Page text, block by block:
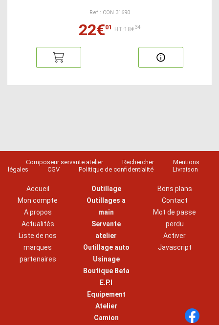
Ref : CON 31690
22€01 HT:18€34
Composeur servante atelier Rechercher
Mentions
légales
CGV Politique de confidentialité Livraison
Accueil
Mon compte
A propos
Actualités
Liste de nos
marques
partenaires
Outillage
Outillages a
main
Servante
atelier
Outillage auto
Usinage
Boutique Beta
E.P.I
Equipement
Atelier
Camion
Bons plans
Contact
Mot de passe
perdu
Activer
Javascript